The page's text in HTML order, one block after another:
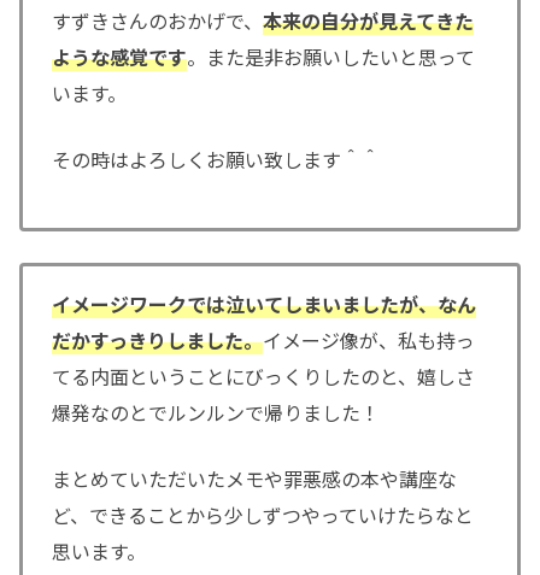
すずきさんのおかげで、 本来の自分が見えてきた
ような感覚です。また是非お願いしたいと思って
います。
その時はよろしくお願い致します＾＾
イメージワークでは泣いてしまいましたが、なん
だかすっきりしました。イメージ像が、私も持っ
てる内面ということにびっくりしたのと、嬉しさ
爆発なのとでルンルンで帰りました！
まとめていただいたメモや罪悪感の本や講座な
ど、できることから少しずつやっていけたらなと
思います。